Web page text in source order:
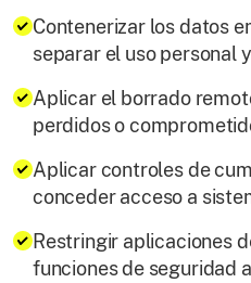
Contenerizar los datos
separar el uso personal
Aplicar el borrado
perdidos o
Aplicar controles de
conceder acceso a
Restringir aplicaciones
funciones de seguridad